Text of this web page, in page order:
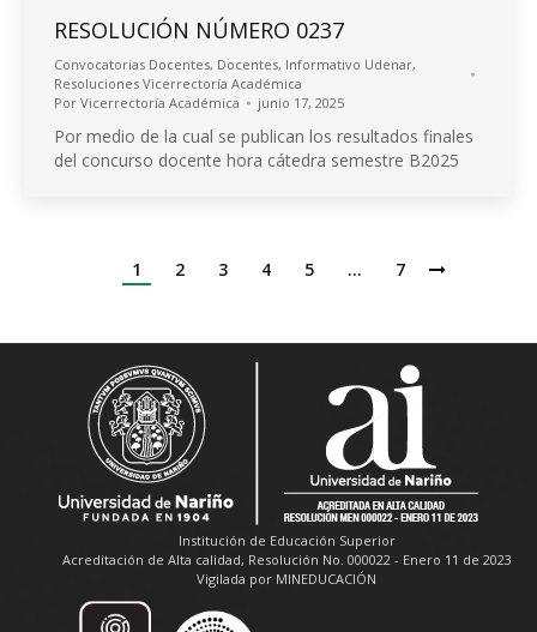
RESOLUCIÓN NÚMERO 0237
Convocatorias Docentes, Docentes, Informativo Udenar,
Resoluciones Vicerrectoría Académica
Por Vicerrectoría Académica junio 17, 2025
Por medio de la cual se publican los resultados finales
del concurso docente hora cátedra semestre B2025
1 2 3 4 5 … 7
Institución de Educación Superior
Acreditación de Alta calidad, Resolución No. 000022 - Enero 11 de 2023
Vigilada por MINEDUCACIÓN